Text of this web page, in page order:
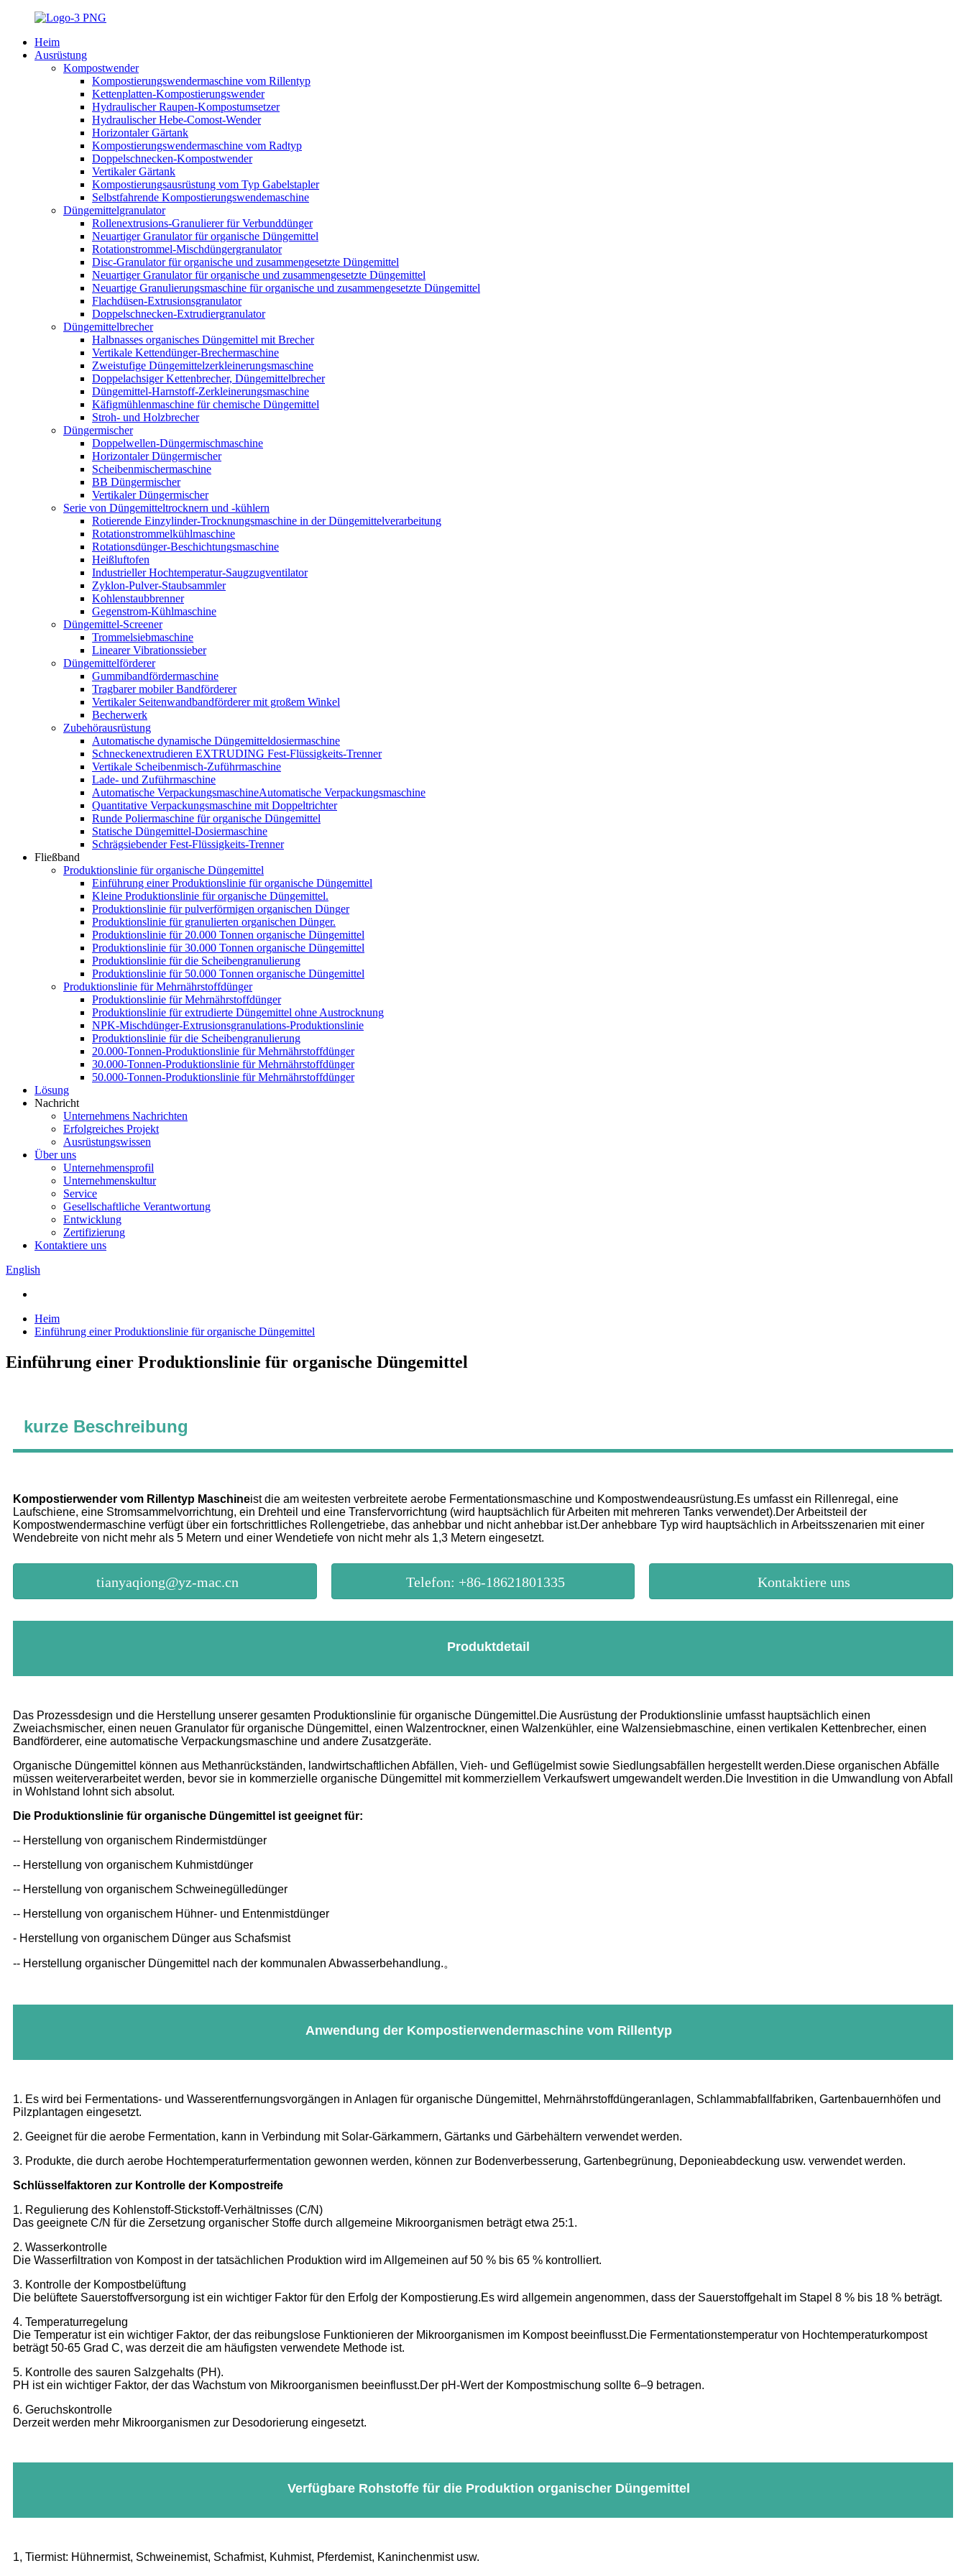
Heim
Ausrüstung
Kompostwender
Kompostierungswendermaschine vom Rillentyp
Kettenplatten-Kompostierungswender
Hydraulischer Raupen-Kompostumsetzer
Hydraulischer Hebe-Comost-Wender
Horizontaler Gärtank
Kompostierungswendermaschine vom Radtyp
Doppelschnecken-Kompostwender
Vertikaler Gärtank
Kompostierungsausrüstung vom Typ Gabelstapler
Selbstfahrende Kompostierungswendemaschine
Düngemittelgranulator
Rollenextrusions-Granulierer für Verbunddünger
Neuartiger Granulator für organische Düngemittel
Rotationstrommel-Mischdüngergranulator
Disc-Granulator für organische und zusammengesetzte Düngemittel
Neuartiger Granulator für organische und zusammengesetzte Düngemittel
Neuartige Granulierungsmaschine für organische und zusammengesetzte Düngemittel
Flachdüsen-Extrusionsgranulator
Doppelschnecken-Extrudiergranulator
Düngemittelbrecher
Halbnasses organisches Düngemittel mit Brecher
Vertikale Kettendünger-Brechermaschine
Zweistufige Düngemittelzerkleinerungsmaschine
Doppelachsiger Kettenbrecher, Düngemittelbrecher
Düngemittel-Harnstoff-Zerkleinerungsmaschine
Käfigmühlenmaschine für chemische Düngemittel
Stroh- und Holzbrecher
Düngermischer
Doppelwellen-Düngermischmaschine
Horizontaler Düngermischer
Scheibenmischermaschine
BB Düngermischer
Vertikaler Düngermischer
Serie von Düngemitteltrocknern und -kühlern
Rotierende Einzylinder-Trocknungsmaschine in der Düngemittelverarbeitung
Rotationstrommelkühlmaschine
Rotationsdünger-Beschichtungsmaschine
Heißluftofen
Industrieller Hochtemperatur-Saugzugventilator
Zyklon-Pulver-Staubsammler
Kohlenstaubbrenner
Gegenstrom-Kühlmaschine
Düngemittel-Screener
Trommelsiebmaschine
Linearer Vibrationssieber
Düngemittelförderer
Gummibandfördermaschine
Tragbarer mobiler Bandförderer
Vertikaler Seitenwandbandförderer mit großem Winkel
Becherwerk
Zubehörausrüstung
Automatische dynamische Düngemitteldosiermaschine
Schneckenextrudieren EXTRUDING Fest-Flüssigkeits-Trenner
Vertikale Scheibenmisch-Zuführmaschine
Lade- und Zuführmaschine
Automatische VerpackungsmaschineAutomatische Verpackungsmaschine
Quantitative Verpackungsmaschine mit Doppeltrichter
Runde Poliermaschine für organische Düngemittel
Statische Düngemittel-Dosiermaschine
Schrägsiebender Fest-Flüssigkeits-Trenner
Fließband
Produktionslinie für organische Düngemittel
Einführung einer Produktionslinie für organische Düngemittel
Kleine Produktionslinie für organische Düngemittel.
Produktionslinie für pulverförmigen organischen Dünger
Produktionslinie für granulierten organischen Dünger.
Produktionslinie für 20.000 Tonnen organische Düngemittel
Produktionslinie für 30.000 Tonnen organische Düngemittel
Produktionslinie für die Scheibengranulierung
Produktionslinie für 50.000 Tonnen organische Düngemittel
Produktionslinie für Mehrnährstoffdünger
Produktionslinie für Mehrnährstoffdünger
Produktionslinie für extrudierte Düngemittel ohne Austrocknung
NPK-Mischdünger-Extrusionsgranulations-Produktionslinie
Produktionslinie für die Scheibengranulierung
20.000-Tonnen-Produktionslinie für Mehrnährstoffdünger
30.000-Tonnen-Produktionslinie für Mehrnährstoffdünger
50.000-Tonnen-Produktionslinie für Mehrnährstoffdünger
Lösung
Nachricht
Unternehmens Nachrichten
Erfolgreiches Projekt
Ausrüstungswissen
Über uns
Unternehmensprofil
Unternehmenskultur
Service
Gesellschaftliche Verantwortung
Entwicklung
Zertifizierung
Kontaktiere uns
English
Heim
Einführung einer Produktionslinie für organische Düngemittel
Einführung einer Produktionslinie für organische Düngemittel
kurze Beschreibung
Kompostierwender vom Rillentyp Maschineist die am weitesten verbreitete aerobe Fermentationsmaschine und Kompostwendeausrüstung.Es umfasst ein Rillenregal, eine
Laufschiene, eine Stromsammelvorrichtung, ein Drehteil und eine Transfervorrichtung (wird hauptsächlich für Arbeiten mit mehreren Tanks verwendet).Der Arbeitsteil der
Kompostwendermaschine verfügt über ein fortschrittliches Rollengetriebe, das anhebbar und nicht anhebbar ist.Der anhebbare Typ wird hauptsächlich in Arbeitsszenarien mit einer
Wendebreite von nicht mehr als 5 Metern und einer Wendetiefe von nicht mehr als 1,3 Metern eingesetzt.
tianyaqiong@yz-mac.cn Telefon: +86-18621801335 Kontaktiere uns
Produktdetail
Das Prozessdesign und die Herstellung unserer gesamten Produktionslinie für organische Düngemittel.Die Ausrüstung der Produktionslinie umfasst hauptsächlich einen
Zweiachsmischer, einen neuen Granulator für organische Düngemittel, einen Walzentrockner, einen Walzenkühler, eine Walzensiebmaschine, einen vertikalen Kettenbrecher, einen
Bandförderer, eine automatische Verpackungsmaschine und andere Zusatzgeräte.
Organische Düngemittel können aus Methanrückständen, landwirtschaftlichen Abfällen, Vieh- und Geflügelmist sowie Siedlungsabfällen hergestellt werden.Diese organischen Abfälle
müssen weiterverarbeitet werden, bevor sie in kommerzielle organische Düngemittel mit kommerziellem Verkaufswert umgewandelt werden.Die Investition in die Umwandlung von Abfall
in Wohlstand lohnt sich absolut.
Die Produktionslinie für organische Düngemittel ist geeignet für:
-- Herstellung von organischem Rindermistdünger
-- Herstellung von organischem Kuhmistdünger
-- Herstellung von organischem Schweinegülledünger
-- Herstellung von organischem Hühner- und Entenmistdünger
- Herstellung von organischem Dünger aus Schafsmist
-- Herstellung organischer Düngemittel nach der kommunalen Abwasserbehandlung.。
Anwendung der Kompostierwendermaschine vom Rillentyp
1. Es wird bei Fermentations- und Wasserentfernungsvorgängen in Anlagen für organische Düngemittel, Mehrnährstoffdüngeranlagen, Schlammabfallfabriken, Gartenbauernhöfen und
Pilzplantagen eingesetzt.
2. Geeignet für die aerobe Fermentation, kann in Verbindung mit Solar-Gärkammern, Gärtanks und Gärbehältern verwendet werden.
3. Produkte, die durch aerobe Hochtemperaturfermentation gewonnen werden, können zur Bodenverbesserung, Gartenbegrünung, Deponieabdeckung usw. verwendet werden.
Schlüsselfaktoren zur Kontrolle der Kompostreife
1. Regulierung des Kohlenstoff-Stickstoff-Verhältnisses (C/N)
Das geeignete C/N für die Zersetzung organischer Stoffe durch allgemeine Mikroorganismen beträgt etwa 25:1.
2. Wasserkontrolle
Die Wasserfiltration von Kompost in der tatsächlichen Produktion wird im Allgemeinen auf 50 % bis 65 % kontrolliert.
3. Kontrolle der Kompostbelüftung
Die belüftete Sauerstoffversorgung ist ein wichtiger Faktor für den Erfolg der Kompostierung.Es wird allgemein angenommen, dass der Sauerstoffgehalt im Stapel 8 % bis 18 % beträgt.
4. Temperaturregelung
Die Temperatur ist ein wichtiger Faktor, der das reibungslose Funktionieren der Mikroorganismen im Kompost beeinflusst.Die Fermentationstemperatur von Hochtemperaturkompost
beträgt 50-65 Grad C, was derzeit die am häufigsten verwendete Methode ist.
5. Kontrolle des sauren Salzgehalts (PH).
PH ist ein wichtiger Faktor, der das Wachstum von Mikroorganismen beeinflusst.Der pH-Wert der Kompostmischung sollte 6–9 betragen.
6. Geruchskontrolle
Derzeit werden mehr Mikroorganismen zur Desodorierung eingesetzt.
Verfügbare Rohstoffe für die Produktion organischer Düngemittel
1, Tiermist: Hühnermist, Schweinemist, Schafmist, Kuhmist, Pferdemist, Kaninchenmist usw.